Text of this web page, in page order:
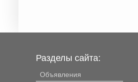
Разделы сайта:
Объявления